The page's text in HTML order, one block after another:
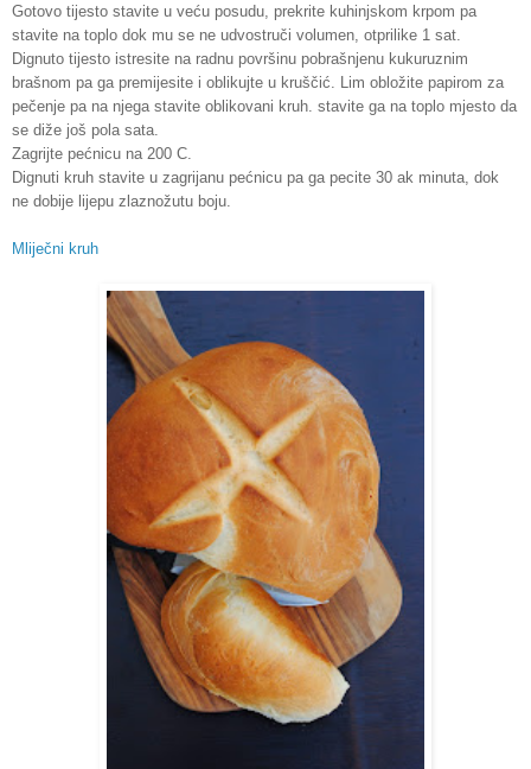
Gotovo tijesto stavite u veću posudu, prekrite kuhinjskom krpom pa
stavite na toplo dok mu se ne udvostruči volumen, otprilike 1 sat.
Dignuto tijesto istresite na radnu površinu pobrašnjenu kukuruznim
brašnom pa ga premijesite i oblikujte u kruščić. Lim obložite papirom za
pečenje pa na njega stavite oblikovani kruh. stavite ga na toplo mjesto da
se diže još pola sata.
Zagrijte pećnicu na 200 C.
Dignuti kruh stavite u zagrijanu pećnicu pa ga pecite 30 ak minuta, dok
ne dobije lijepu zlaznožutu boju.
Mliječni kruh